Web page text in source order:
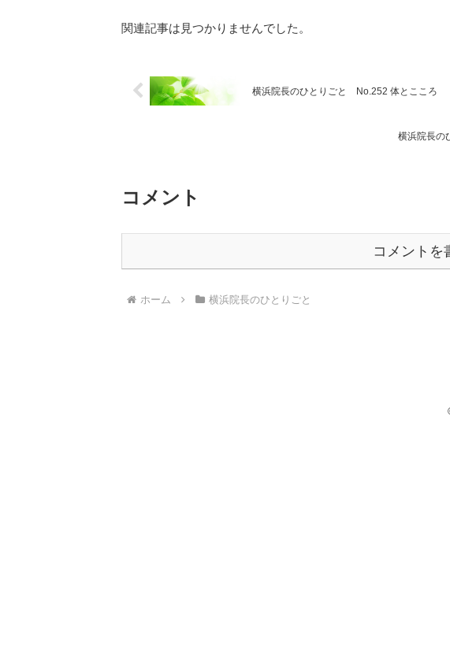
関連記事は見つかりませんでした。
横浜院長のひとりごと No.252 体とこころ
横浜院長の
コメント
コメントを
ホーム 横浜院長のひとりごと